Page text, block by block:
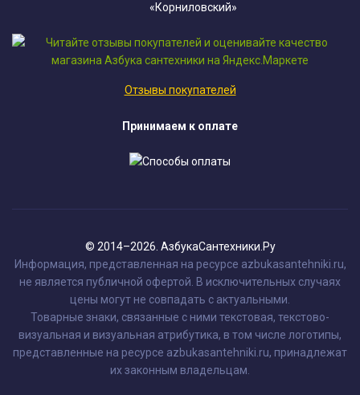
«Корниловский»
Отзывы покупателей
Принимаем к оплате
© 2014–2026. АзбукаСантехники.Ру
Информация, представленная на ресурсе azbukasantehniki.ru,
не является публичной офертой. В исключительных случаях
цены могут не совпадать с актуальными.
Товарные знаки, связанные с ними текстовая, текстово-
визуальная и визуальная атрибутика, в том числе логотипы,
представленные на ресурсе azbukasantehniki.ru, принадлежат
их законным владельцам.